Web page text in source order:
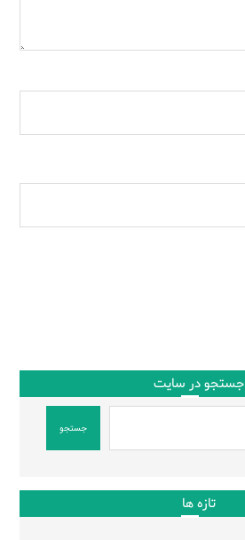
جستجو در سایت
جستجو
تازه ها